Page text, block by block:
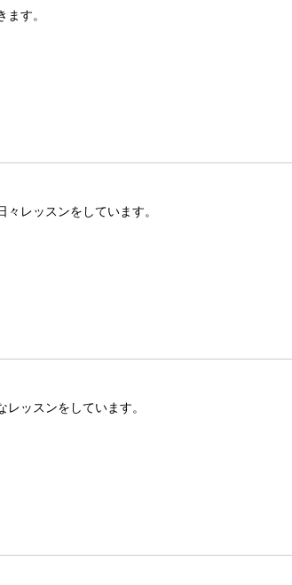
す。
レッスンをしています。
ッスンをしています。